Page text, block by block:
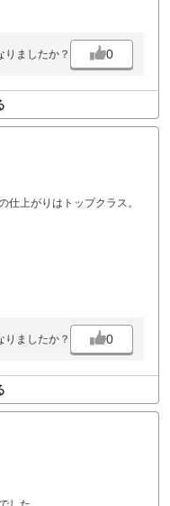
りましたか？ 0
仕上がりはトップクラス。
りましたか？ 0